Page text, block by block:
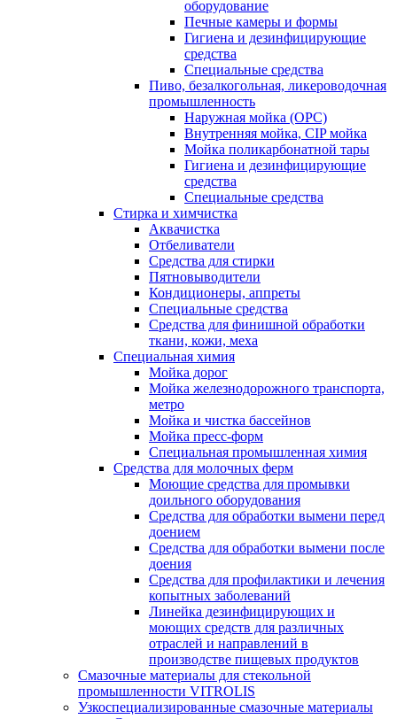
оборудование
Печные камеры и формы
Гигиена и дезинфицирующие
средства
Специальные средства
Пиво, безалкогольная, ликероводочная
промышленность
Наружная мойка (ОРС)
Внутренняя мойка, CIP мойка
Мойка поликарбонатной тары
Гигиена и дезинфицирующие
средства
Специальные средства
Стирка и химчистка
Аквачистка
Отбеливатели
Средства для стирки
Пятновыводители
Кондиционеры, аппреты
Специальные средства
Средства для финишной обработки
ткани, кожи, меха
Специальная химия
Мойка дорог
Мойка железнодорожного транспорта,
метро
Мойка и чистка бассейнов
Мойка пресс-форм
Специальная промышленная химия
Средства для молочных ферм
Моющие средства для промывки
доильного оборудования
Средства для обработки вымени перед
доением
Средства для обработки вымени после
доения
Средства для профилактики и лечения
копытных заболеваний
Линейка дезинфицирующих и
моющих средств для различных
отраслей и направлений в
производстве пищевых продуктов
Смазочные материалы для стекольной
промышленности VITROLIS
Узкоспециализированные смазочные материалы